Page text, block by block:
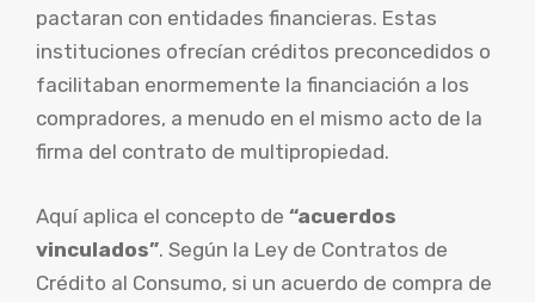
pactaran con entidades financieras. Estas
instituciones ofrecían créditos preconcedidos o
facilitaban enormemente la financiación a los
compradores, a menudo en el mismo acto de la
firma del contrato de multipropiedad.
Aquí aplica el concepto de “acuerdos
vinculados”. Según la Ley de Contratos de
Crédito al Consumo, si un acuerdo de compra de